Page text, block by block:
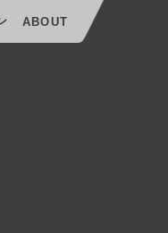
ABOUT